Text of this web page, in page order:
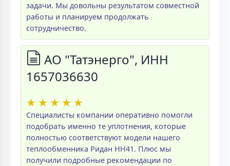
задачи. Мы довольны результатом совместной
работы и планируем продолжать
сотрудничество.
АО "Татэнерго", ИНН
1657036630
★ ★ ★ ★ ★
Специалисты компании оперативно помогли
подобрать именно те уплотнения, которые
полностью соответствуют модели нашего
теплообменника Ридан НН41. Плюс мы
получили подробные рекомендации по